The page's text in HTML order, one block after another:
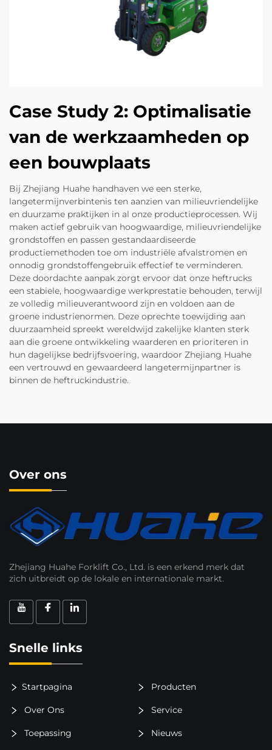
Case Study 2: Optimalisatie
van de werkzaamheden op
een bouwplaats
Bij Zhejiang Huahe handhaven we een sterke,
langetermijnverbintenis ten aanzien van milieuvriendelijke
en duurzame praktijken in al onze productieprocessen. Wij
maken actief gebruik van hoogwaardige, milieuvriendelijke
grondstoffen en passen gestandaardiseerde
productiemethoden toe om industriële afvalstromen en
onnodig grondstoffengebruik effectief te verminderen.
Deze doordachte aanpak zorgt ervoor dat onze heftrucks
een stabiele, hoogwaardige werkprestatie behouden, terwijl
ze volledig milieuverantwoord zijn en voldoen aan de
groene industrienormen. Deze oprechte toewijding aan
duurzaamheid spreekt wereldwijd zakelijke klanten sterk
aan die groene ontwikkeling waarderen en prioriteren in
hun dagelijkse bedrijfsvoering, waardoor Zhejiang Huahe
een vertrouwd en gewaardeerd langetermijnpartner is
binnen de heftruckindustrie.
Over ons
Zhejiang Huahe Forklift Co., Ltd. is een erkend merk dat
zich uitbreidt op de lokale en internationale markt.
Snelle links
Startpagina Producten
Over Ons Service
Toepassing Nieuws